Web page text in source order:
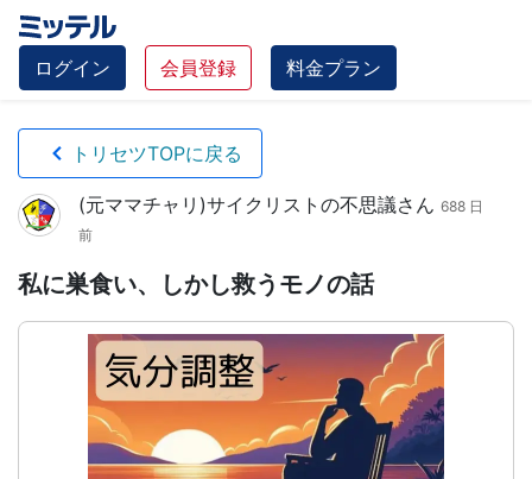
ログイン 会員登録 料金プラン
トリセツTOPに戻る
(元ママチャリ)サイクリストの不思議さん 688 日
前
私に巣食い、しかし救うモノの話